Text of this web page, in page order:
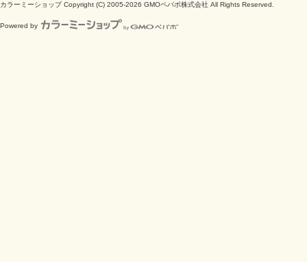
カラーミーショップCopyright (C) 2005-2026 GMOペパボ株式会社 All Rights Reserved.
Powered by